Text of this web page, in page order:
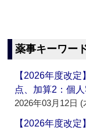
薬事キーワー
【2026年度改
点、加算2：個
2026年03月12日 (
【2026年度改